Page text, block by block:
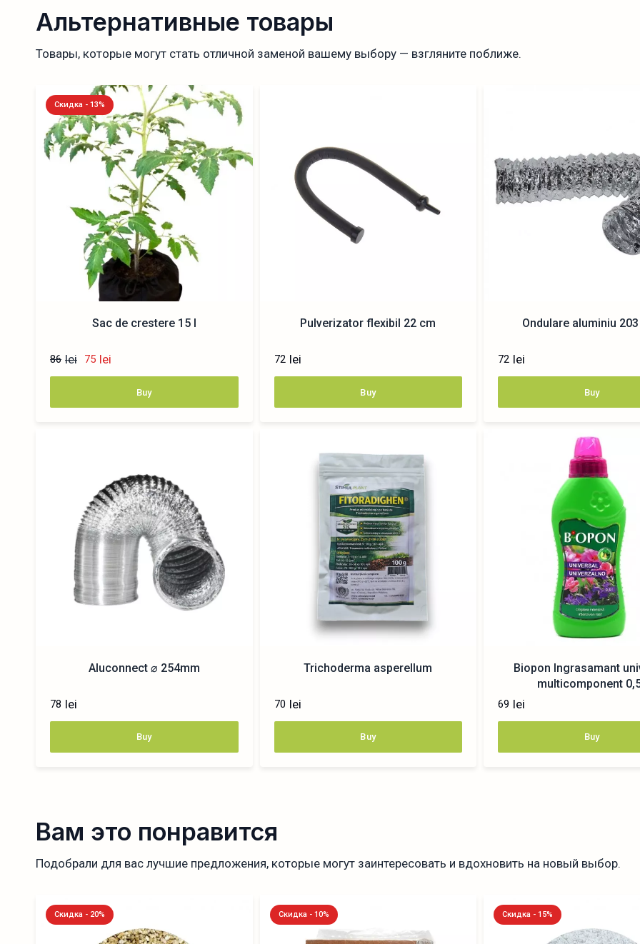
Альтернативные товары
Товары, которые могут стать отличной заменой вашему выбору — взгляните поближе.
Скидка - 13%
Sac de crestere 15 l
86 lei 75 lei
Buy
Pulverizator flexibil 22 cm
72 lei
Buy
Ondulare aluminiu
72 lei
Buy
Aluconnect ⌀ 254mm
78 lei
Buy
Trichoderma asperellum
70 lei
Buy
Biopon Ingrasamant
multicomponent
69 lei
Buy
Вам это понравится
Подобрали для вас лучшие предложения, которые могут заинтересовать и вдохновить на новый выбор.
Скидка - 20% Скидка - 10% Скидка - 15%